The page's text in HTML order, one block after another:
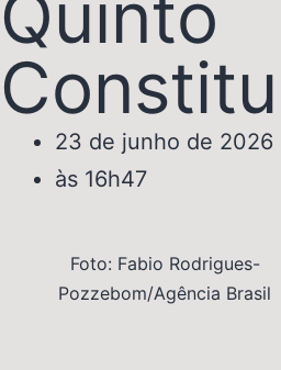
Quinto
23 de junho de 2026
às 16h47
Foto: Fabio Rodrigues-
Pozzebom/Agência Brasil